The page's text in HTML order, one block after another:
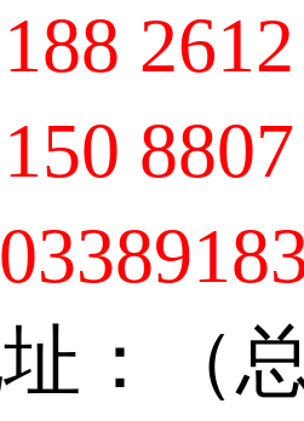
188
150
：（